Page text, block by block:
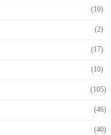
(10)
(2)
(17)
(10)
(105)
(46)
(40)